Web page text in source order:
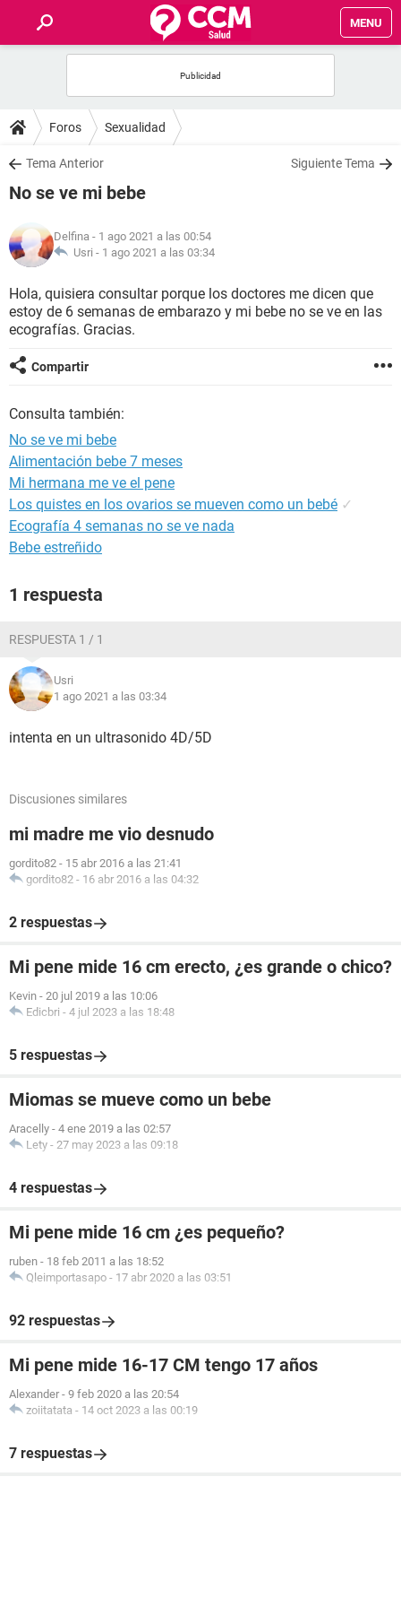
MENU
FOROS
SALUD
NUTRICIÓN
BIENESTAR
Foros Sexualidad
Tema Anterior Siguiente Tema
No se ve mi bebe
Delfina - 1 ago 2021 a las 00:54
Usri - 1 ago 2021 a las 03:34
Hola, quisiera consultar porque los doctores me dicen que
estoy de 6 semanas de embarazo y mi bebe no se ve en las
ecografías. Gracias.
Compartir
Consulta también:
No se ve mi bebe
Alimentación bebe 7 meses
Mi hermana me ve el pene
Los quistes en los ovarios se mueven como un bebé ✓
Ecografía 4 semanas no se ve nada
Bebe estreñido
1 respuesta
RESPUESTA 1 / 1
Usri
1 ago 2021 a las 03:34
intenta en un ultrasonido 4D/5D
Discusiones similares
mi madre me vio desnudo
gordito82 - 15 abr 2016 a las 21:41
gordito82 - 16 abr 2016 a las 04:32
2 respuestas
Mi pene mide 16 cm erecto, ¿es grande o chico?
Kevin - 20 jul 2019 a las 10:06
Edicbri - 4 jul 2023 a las 18:48
5 respuestas
Miomas se mueve como un bebe
Aracelly - 4 ene 2019 a las 02:57
Lety - 27 may 2023 a las 09:18
4 respuestas
Mi pene mide 16 cm ¿es pequeño?
ruben - 18 feb 2011 a las 18:52
Qleimportasapo - 17 abr 2020 a las 03:51
92 respuestas
Mi pene mide 16-17 CM tengo 17 años
Alexander - 9 feb 2020 a las 20:54
zoiitatata - 14 oct 2023 a las 00:19
7 respuestas